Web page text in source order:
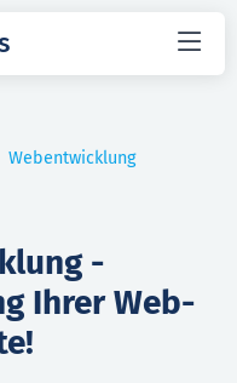
Webentwicklung
-
Ihrer Web-